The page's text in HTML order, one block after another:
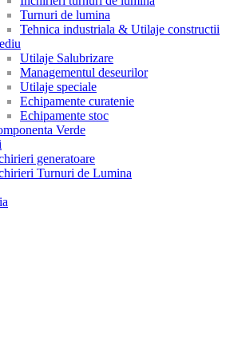
Turnuri de lumina
Tehnica industriala & Utilaje constructii
Utilaje Salubrizare
Managementul deseurilor
Utilaje speciale
Echipamente curatenie
Echipamente stoc
Verde
generatoare
Turnuri de Lumina